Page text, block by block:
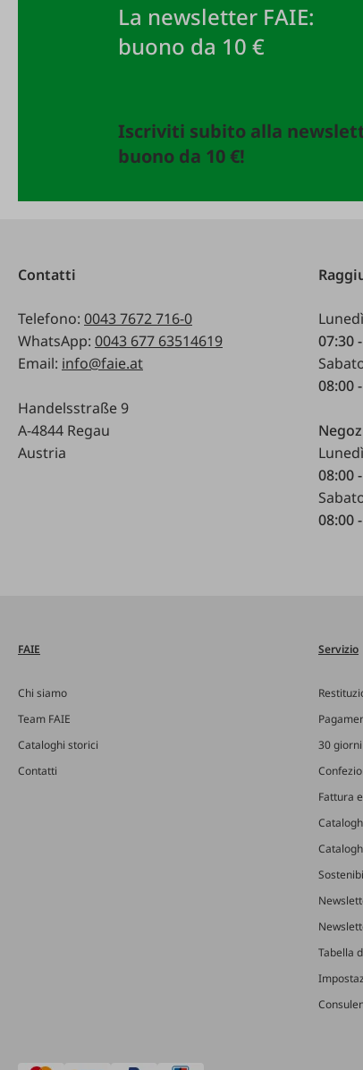
La newsletter FAIE:
buono da 10 €
Iscriviti subito alla
buono da 10 €!
Contatti
Telefono: 0043 7672 716-0
WhatsApp: 0043 677 63514619
Email: info@faie.at
Handelsstraße 9
A-4844 Regau
Austria
07:30
08:00
08:00
08:00
FAIE
Chi siamo
Team FAIE
Cataloghi storici
Contatti
Servizio
30
Fattura
Tabella